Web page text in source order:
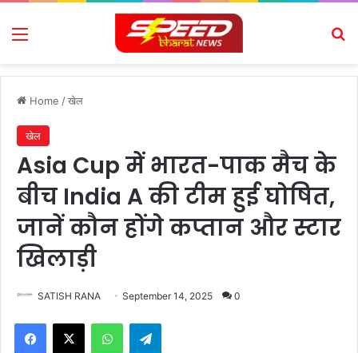
Menu
Home /खेल
खेल
Asia Cup में भारत-पाक मैच के
बीच India A की टीम हुई घोषित,
जानें कौन होंगे कप्तान और स्टार
खिलाड़ी
SATISH RANA September 14, 2025 0
Facebook
X WhatsAppTelegram